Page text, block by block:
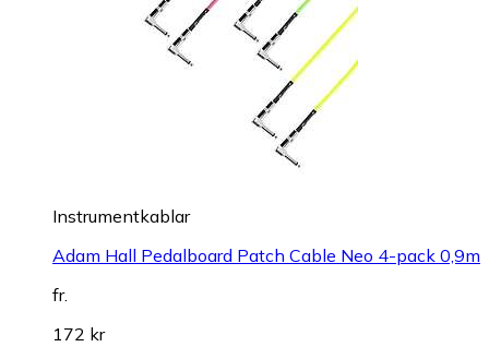
Instrumentkablar
Adam Hall Pedalboard Patch Cable Neo 4-pack 0,9m
fr.
172 kr